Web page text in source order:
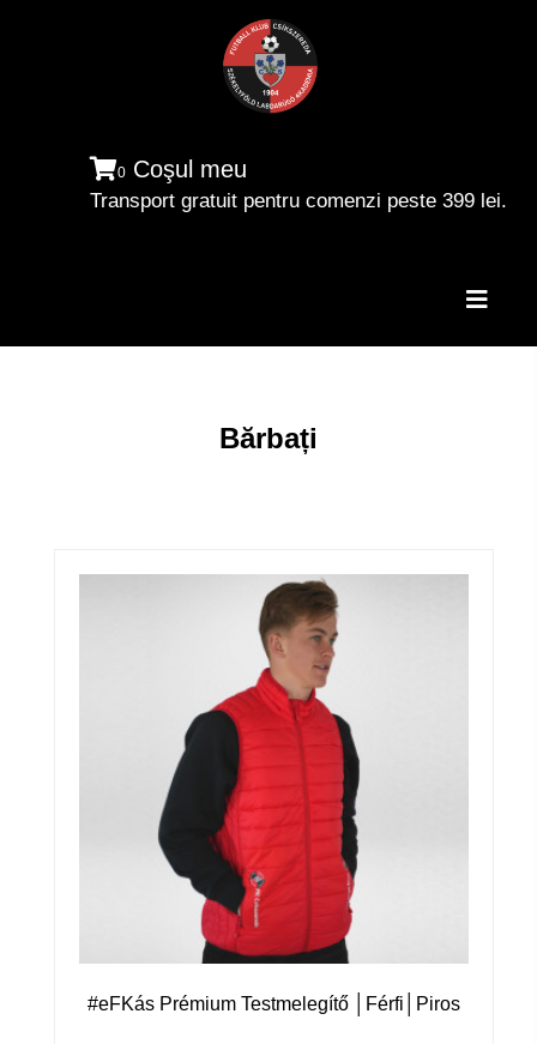
0 Coşul meu
Transport gratuit pentru comenzi peste 399 lei.
Toggle
Bărbați
#eFKás Prémium Testmelegítő │Férfi│Piros